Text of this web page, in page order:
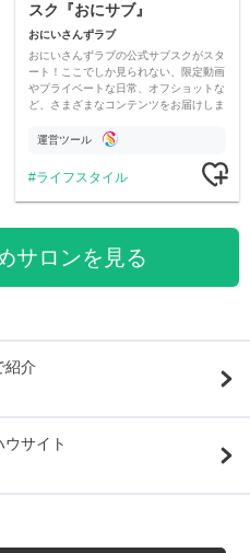
スク『おにサブ』
おにいさんずラブ
おにいさんずラブの公式サブスクがスタ
ート！ここでしか見られない、限定動画
やプライベートな日常、オフショットな
ど、さまざまなコンテンツをお届けしま
運営ツール
ライフスタイル
サロンを見る
紹介
サイト